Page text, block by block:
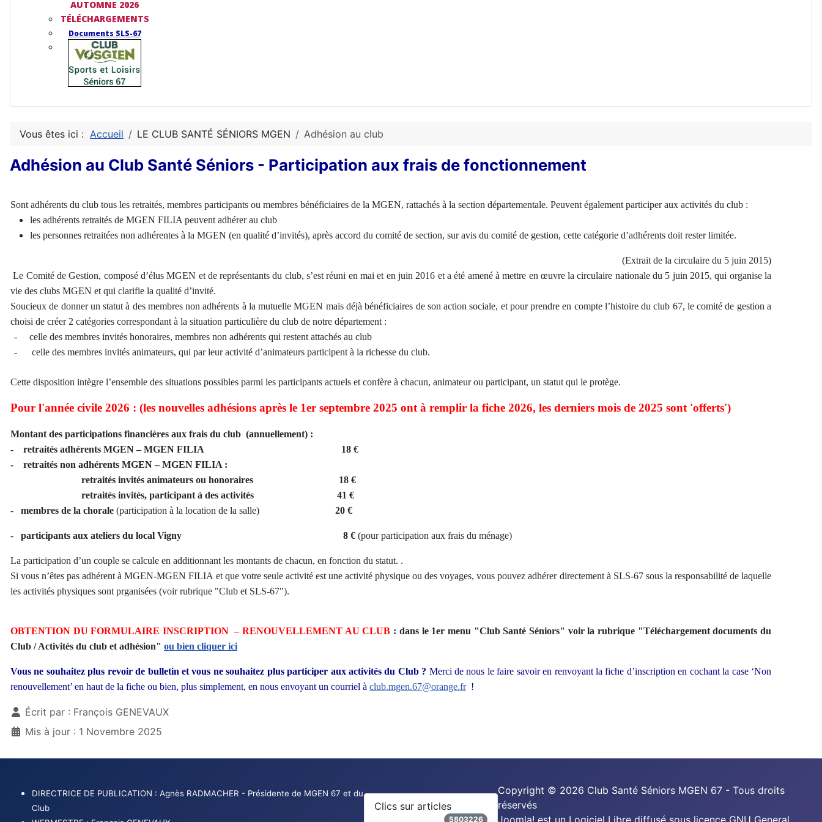
AUTOMNE 2026
TÉLÉCHARGEMENTS
Documents SLS-67
Vous êtes ici : Accueil LE CLUB SANTÉ SÉNIORS MGEN Adhésion au club
Adhésion au Club Santé Séniors - Participation aux frais de fonctionnement
Sont adhérents du club tous les retraités, membres participants ou membres bénéficiaires de la MGEN, rattachés à la section départementale. Peuvent également participer aux activités du club :
les adhérents retraités de MGEN FILIA peuvent adhérer au club
les personnes retraitées non adhérentes à la MGEN (en qualité d’invités), après accord du comité de section, sur avis du comité de gestion, cette catégorie d’adhérents doit rester limitée.
(Extrait de la circulaire du 5 juin 2015)
Le Comité de Gestion, composé d’élus MGEN et de représentants du club, s’est réuni en mai et en juin 2016 et a été amené à mettre en œuvre la circulaire nationale du 5 juin 2015, qui organise la
vie des clubs MGEN et qui clarifie la qualité d’invité.
Soucieux de donner un statut à des membres non adhérents à la mutuelle MGEN mais déjà bénéficiaires de son action sociale, et pour prendre en compte l’histoire du club 67, le comité de gestion a
choisi de créer 2 catégories correspondant à la situation particulière du club de notre département :
-
celle des membres invités honoraires, membres non adhérents qui restent attachés au club
-
celle des membres invités animateurs, qui par leur activité d’animateurs participent à la richesse du club.
Cette disposition intègre l’ensemble des situations possibles parmi les participants actuels et confère à chacun, animateur ou participant, un statut qui le protège.
Pour l'année civile 2026 : (les nouvelles adhésions après le 1er septembre 2025 ont à remplir la fiche 2026, les derniers mois de 2025 sont 'offerts')
Montant des participations financières aux frais du club (annuellement) :
- retraités adhérents MGEN – MGEN FILIA 18 €
- retraités non adhérents MGEN – MGEN FILIA :
retraités invités animateurs ou honoraires 18 €
retraités invités, participant à des activités 41 €
-
membres de la chorale (participation à la location de la salle) 20 €
- participants aux ateliers du local Vigny 8 € (pour participation aux frais du ménage)
La participation d’un couple se calcule en additionnant les montants de chacun, en fonction du statut. .
Si vous n’êtes pas adhérent à MGEN-MGEN FILIA et que votre seule activité est une activité physique ou des voyages, vous pouvez adhérer directement à SLS-67 sous la responsabilité de laquelle
les activités physiques sont prganisées (voir rubrique "Club et SLS-67").
OBTENTION DU FORMULAIRE INSCRIPTION – RENOUVELLEMENT AU CLUB : dans le 1er menu "Club Santé Séniors" voir la rubrique "Téléchargement documents du
Club / Activités du club et adhésion" ou bien cliquer ici
Vous ne souhaitez plus revoir de bulletin et vous ne souhaitez plus participer aux activités du Club ? Merci de nous le faire savoir en renvoyant la fiche d’inscription en cochant la case ‘Non
renouvellement’ en haut de la fiche ou bien, plus simplement, en nous envoyant un courriel à club.mgen.67@orange.fr!
DétailsÉcrit par : François GENEVAUX
Mis à jour : 1 Novembre 2025
DIRECTRICE DE PUBLICATION : Agnès RADMACHER - Présidente de MGEN 67 et du
Club
Clics sur articles
5803226
Copyright © 2026 Club Santé Séniors MGEN 67 - Tous droits
réservés